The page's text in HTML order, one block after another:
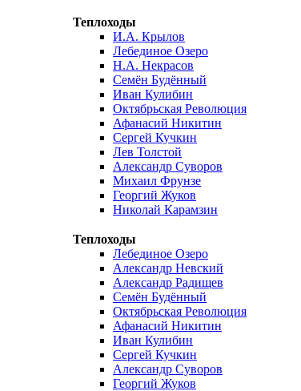
Теплоходы
И.А. Крылов
Лебединое Озеро
Н.А. Некрасов
Семён Будённый
Иван Кулибин
Октябрьская Революция
Афанасий Никитин
Сергей Кучкин
Лев Толстой
Александр Суворов
Михаил Фрунзе
Георгий Жуков
Николай Карамзин
Теплоходы
Лебединое Озеро
Александр Невский
Александр Радищев
Семён Будённый
Октябрьская Революция
Афанасий Никитин
Иван Кулибин
Сергей Кучкин
Александр Суворов
Георгий Жуков